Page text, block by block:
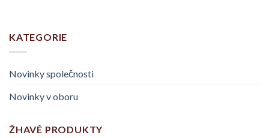
KATEGORIE
Novinky společnosti
Novinky v oboru
ŽHAVÉ PRODUKTY